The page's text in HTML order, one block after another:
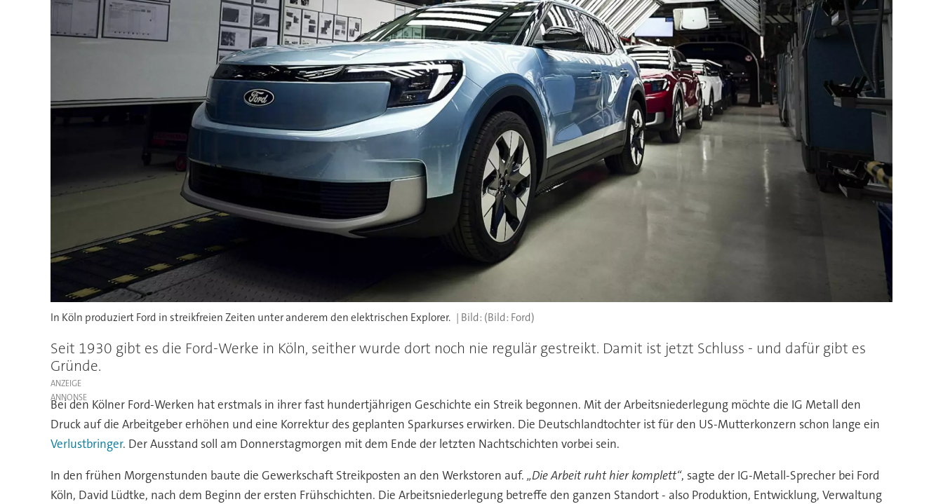
In Köln produziert Ford in streikfreien Zeiten unter anderem den elektrischen Explorer. (Bild: Ford)
Seit 1930 gibt es die Ford-Werke in Köln, seither wurde dort noch nie regulär gestreikt. Damit ist jetzt Schluss - und dafür gibt es
Gründe.
ANZEIGE
Bei den Kölner Ford-Werken hat erstmals in ihrer fast hundertjährigen Geschichte ein Streik begonnen. Mit der Arbeitsniederlegung möchte die IG Metall den
Druck auf die Arbeitgeber erhöhen und eine Korrektur des geplanten Sparkurses erwirken. Die Deutschlandtochter ist für den US-Mutterkonzern schon lange ein
Verlustbringer. Der Ausstand soll am Donnerstagmorgen mit dem Ende der letzten Nachtschichten vorbei sein.
In den frühen Morgenstunden baute die Gewerkschaft Streikposten an den Werkstoren auf. „Die Arbeit ruht hier komplett“, sagte der IG-Metall-Sprecher bei Ford
Köln, David Lüdtke, nach dem Beginn der ersten Frühschichten. Die Arbeitsniederlegung betreffe den ganzen Standort - also Produktion, Entwicklung, Verwaltung